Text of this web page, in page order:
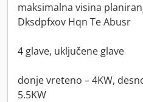
maksimalna visina
Dksdpfxov Hqn Te Abusr
4 glave, uključene glave
donje vreteno – 4KW,
5.5KW